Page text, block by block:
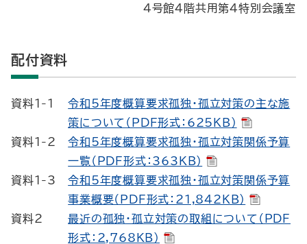
4号館4階共用第4特別会議室
配付資料
資料1-1
令和5年度概算要求孤独・孤立対策の主な施
策について（PDF形式：625KB）
資料1-2
令和5年度概算要求孤独・孤立対策関係予算
一覧（PDF形式：363KB）
資料1-3
令和5年度概算要求孤独・孤立対策関係予算
事業概要（PDF形式：21,842KB）
資料2
最近の孤独・孤立対策の取組について（PDF
形式：2,768KB）